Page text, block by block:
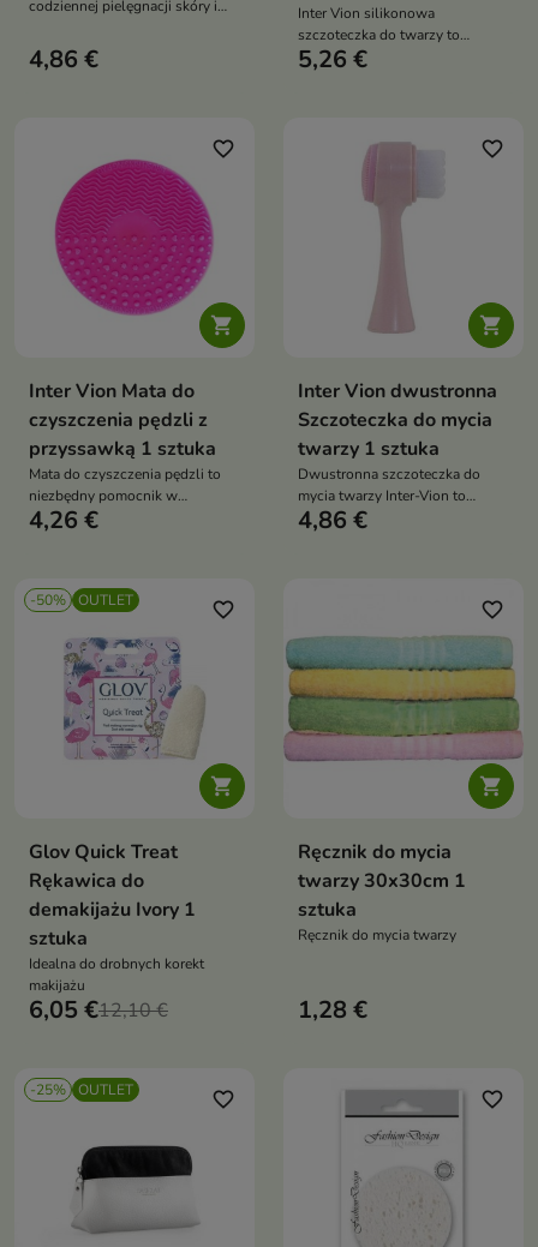
codziennej pielęgnacji skóry i
4,86 €
Inter Vion silikonowa
szczoteczka do twarzy to
wszechstronne narzędzie, które
5,26 €

favorite_border
Inter Vion Mata do
czyszczenia pędzli z
przyssawką 1 sztuka
Mata do czyszczenia pędzli to
niezbędny pomocnik w
utrzymaniu Twoich pędzli w
4,26 €

favorite_border
Inter Vion dwustronna
Szczoteczka do mycia
twarzy 1 sztuka
Dwustronna szczoteczka do
mycia twarzy Inter-Vion to
niezawodny towarzysz
4,86 €
-50% OUTLET

favorite_border
Glov Quick Treat
Rękawica do
demakijażu Ivory 1
sztuka
Idealna do drobnych korekt
makijażu
6,05 €12,10 €

favorite_border
Ręcznik do mycia
twarzy 30x30cm 1
sztuka
Ręcznik do mycia twarzy
1,28 €
-25% OUTLET favorite_border favorite_border